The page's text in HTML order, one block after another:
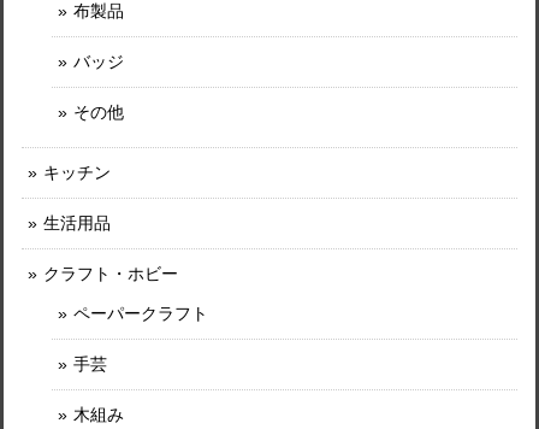
布製品
バッジ
その他
キッチン
生活用品
クラフト・ホビー
ペーパークラフト
手芸
木組み